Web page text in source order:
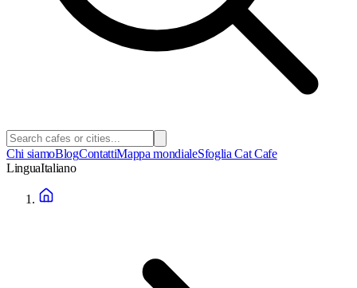
Chi siamoBlogContattiMappa mondialeSfoglia Cat Cafe
LinguaItaliano